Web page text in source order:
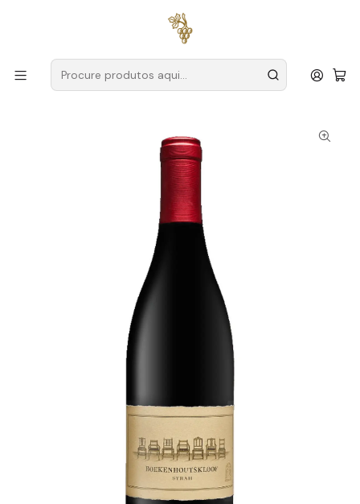
para encomendas a partir de
Produtores África do Sul
Boekenhoutskloof
Boekenhoutskloof Syrah África do Sul Swartland Tinto 75cl